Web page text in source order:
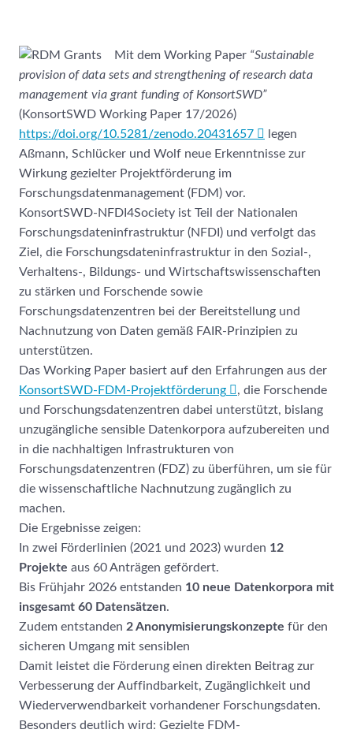
Mit dem Working Paper “Sustainable
provision of data sets and strengthening of research data
management via grant funding of KonsortSWD”
(KonsortSWD Working Paper 17/2026)
https://doi.org/10.5281/zenodo.20431657
legen
Aßmann, Schlücker und Wolf neue Erkenntnisse zur
Wirkung gezielter Projektförderung im
Forschungsdatenmanagement (FDM) vor.
KonsortSWD-NFDI4Society ist Teil der Nationalen
Forschungsdateninfrastruktur (NFDI) und verfolgt das
Ziel, die Forschungsdateninfrastruktur in den Sozial-,
Verhaltens-, Bildungs- und Wirtschaftswissenschaften
zu stärken und Forschende sowie
Forschungsdatenzentren bei der Bereitstellung und
Nachnutzung von Daten gemäß FAIR-Prinzipien zu
unterstützen.
Das Working Paper basiert auf den Erfahrungen aus der
KonsortSWD-FDM-Projektförderung
, die Forschende
und Forschungsdatenzentren dabei unterstützt, bislang
unzugängliche sensible Datenkorpora aufzubereiten und
in die nachhaltigen Infrastrukturen von
Forschungsdatenzentren (FDZ) zu überführen, um sie für
die wissenschaftliche Nachnutzung zugänglich zu
machen.
Die Ergebnisse zeigen:
In zwei Förderlinien (2021 und 2023) wurden 12
Projekte aus 60 Anträgen gefördert.
Bis Frühjahr 2026 entstanden 10 neue Datenkorpora mit
insgesamt 60 Datensätzen.
Zudem entstanden 2 Anonymisierungskonzepte für den
sicheren Umgang mit sensiblen
Damit leistet die Förderung einen direkten Beitrag zur
Verbesserung der Auffindbarkeit, Zugänglichkeit und
Wiederverwendbarkeit vorhandener Forschungsdaten.
Besonders deutlich wird: Gezielte FDM-